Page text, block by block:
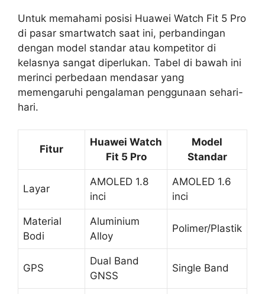
Untuk memahami posisi Huawei Watch Fit 5 Pro
di pasar smartwatch saat ini, perbandingan
dengan model standar atau kompetitor di
kelasnya sangat diperlukan. Tabel di bawah ini
merinci perbedaan mendasar yang
memengaruhi pengalaman penggunaan sehari-
hari.
Fitur
Huawei Watch
Fit 5 Pro
Model
Standar
Layar
AMOLED 1.8
inci
AMOLED 1.6
inci
Material
Bodi
Aluminium
Alloy
Polimer/Plastik
GPS
Dual Band
GNSS
Single Band